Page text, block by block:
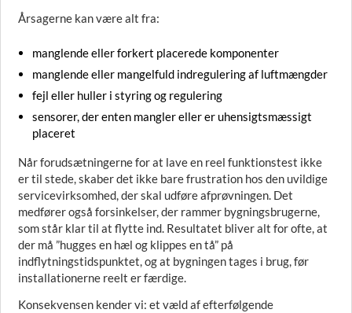
Årsagerne kan være alt fra:
manglende eller forkert placerede komponenter
manglende eller mangelfuld indregulering af luftmængder
fejl eller huller i styring og regulering
sensorer, der enten mangler eller er uhensigtsmæssigt
placeret
Når forudsætningerne for at lave en reel funktionstest ikke
er til stede, skaber det ikke bare frustration hos den uvildige
servicevirksomhed, der skal udføre afprøvningen. Det
medfører også forsinkelser, der rammer bygningsbrugerne,
som står klar til at flytte ind. Resultatet bliver alt for ofte, at
der må ”hugges en hæl og klippes en tå” på
indflytningstidspunktet, og at bygningen tages i brug, før
installationerne reelt er færdige.
Konsekvensen kender vi: et væld af efterfølgende